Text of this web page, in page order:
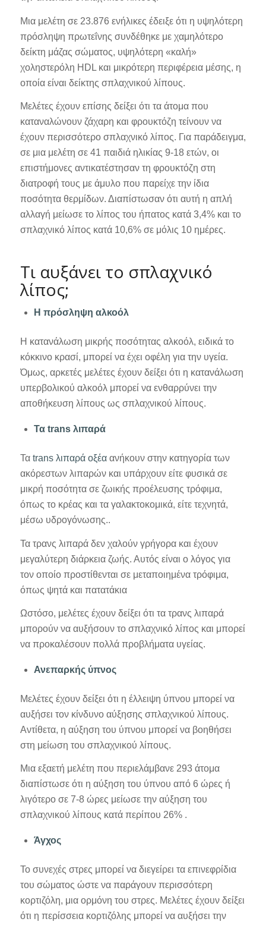
Μια μελέτη σε 23.876 ενήλικες έδειξε ότι η υψηλότερη
πρόσληψη πρωτεΐνης συνδέθηκε με χαμηλότερο
δείκτη μάζας σώματος, υψηλότερη «καλή»
χοληστερόλη HDL και μικρότερη περιφέρεια μέσης, η
οποία είναι δείκτης σπλαχνικού λίπους.
Μελέτες έχουν επίσης δείξει ότι τα άτομα που
καταναλώνουν ζάχαρη και φρουκτόζη τείνουν να
έχουν περισσότερο σπλαχνικό λίπος. Για παράδειγμα,
σε μια μελέτη σε 41 παιδιά ηλικίας 9-18 ετών, οι
επιστήμονες αντικατέστησαν τη φρουκτόζη στη
διατροφή τους με άμυλο που παρείχε την ίδια
ποσότητα θερμίδων. Διαπίστωσαν ότι αυτή η απλή
αλλαγή μείωσε το λίπος του ήπατος κατά 3,4% και το
σπλαχνικό λίπος κατά 10,6% σε μόλις 10 ημέρες.
Τι αυξάνει το σπλαχνικό
λίπος;
Η πρόσληψη αλκοόλ
Η κατανάλωση μικρής ποσότητας αλκοόλ, ειδικά το
κόκκινο κρασί, μπορεί να έχει οφέλη για την υγεία.
Όμως, αρκετές μελέτες έχουν δείξει ότι η κατανάλωση
υπερβολικού αλκοόλ μπορεί να ενθαρρύνει την
αποθήκευση λίπους ως σπλαχνικού λίπους.
Τα trans λιπαρά
Τα trans λιπαρά οξέαανήκουν στην κατηγορία των
ακόρεστων λιπαρών και υπάρχουν είτε φυσικά σε
μικρή ποσότητα σε ζωικής προέλευσης τρόφιμα,
όπως το κρέας και τα γαλακτοκομικά, είτε τεχνητά,
μέσω υδρογόνωσης..
Τα τρανς λιπαρά δεν χαλούν γρήγορα και έχουν
μεγαλύτερη διάρκεια ζωής. Αυτός είναι ο λόγος για
τον οποίο προστίθενται σε μεταποιημένα τρόφιμα,
όπως ψητά και πατατάκια
Ωστόσο, μελέτες έχουν δείξει ότι τα τρανς λιπαρά
μπορούν να αυξήσουν το σπλαχνικό λίπος και μπορεί
να προκαλέσουν πολλά προβλήματα υγείας.
Ανεπαρκής ύπνος
Μελέτες έχουν δείξει ότι η έλλειψη ύπνου μπορεί να
αυξήσει τον κίνδυνο αύξησης σπλαχνικού λίπους.
Αντίθετα, η αύξηση του ύπνου μπορεί να βοηθήσει
στη μείωση του σπλαχνικού λίπους.
Μια εξαετή μελέτη που περιελάμβανε 293 άτομα
διαπίστωσε ότι η αύξηση του ύπνου από 6 ώρες ή
λιγότερο σε 7-8 ώρες μείωσε την αύξηση του
σπλαχνικού λίπους κατά περίπου 26% .
Άγχος
Το συνεχές στρες μπορεί να διεγείρει τα επινεφρίδια
του σώματος ώστε να παράγουν περισσότερη
κορτιζόλη, μια ορμόνη του στρες. Μελέτες έχουν δείξει
ότι η περίσσεια κορτιζόλης μπορεί να αυξήσει την